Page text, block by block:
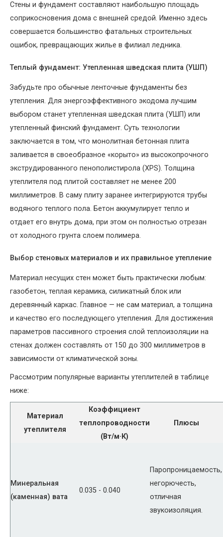
Стены и фундамент составляют наибольшую площадь
соприкосновения дома с внешней средой. Именно здесь
совершается большинство фатальных строительных
ошибок, превращающих жилье в филиал ледника.
Теплый фундамент: Утепленная шведская плита (УШП)
Забудьте про обычные ленточные фундаменты без
утепления. Для энергоэффективного экодома лучшим
выбором станет утепленная шведская плита (УШП) или
утепленный финский фундамент. Суть технологии
заключается в том, что монолитная бетонная плита
заливается в своеобразное «корыто» из высокопрочного
экструдированного пенополистирола (XPS). Толщина
утеплителя под плитой составляет не менее 200
миллиметров. В саму плиту заранее интегрируются трубы
водяного теплого пола. Бетон аккумулирует тепло и
отдает его внутрь дома, при этом он полностью отрезан
от холодного грунта слоем полимера.
Выбор стеновых материалов и их правильное утепление
Материал несущих стен может быть практически любым:
газобетон, теплая керамика, силикатный блок или
деревянный каркас. Главное — не сам материал, а толщина
и качество его последующего утепления. Для достижения
параметров пассивного строения слой теплоизоляции на
стенах должен составлять от 150 до 300 миллиметров в
зависимости от климатической зоны.
Рассмотрим популярные варианты утеплителей в таблице
ниже:
Материал
утеплителя
Коэффициент
теплопроводности
(Вт/м·К)
Плюсы
Минеральная
(каменная) вата
0.035 - 0.040
Паропроницаемость,
негорючесть,
отличная
звукоизоляция.